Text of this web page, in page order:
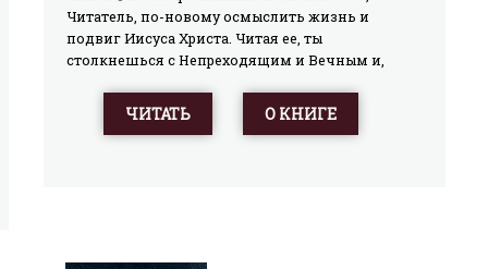
Читатель, по-новому осмыслить жизнь и
подвиг Иисуса Христа. Читая ее, ты
столкнешься с Непреходящим и Вечным и,
прежним, так как на фоне этой мистерии все,
чем обычно живет человек, становится
ЧИТАТЬ О КНИГЕ